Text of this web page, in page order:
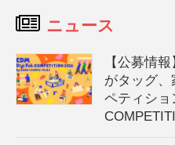
ニュース
【公募情
がタッグ
ペティショ